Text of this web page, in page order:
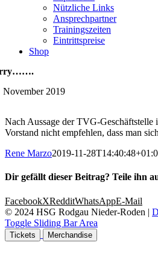
Nützliche Links
Ansprechpartner
Trainingszeiten
Eintrittspreise
Shop
November 2019
Nach Aussage der TVG-Geschäftstelle
Vorstand nicht empfehlen, dass man
Rene Marzo2019-11-
Dir gefällt dieser Beitrag? Teile ihn
FacebookXRedditWhatsAppE-Mail
© 2024 HSG Rodgau Nieder-Roden |
Toggle Sliding Bar Area
Tickets Merchandise